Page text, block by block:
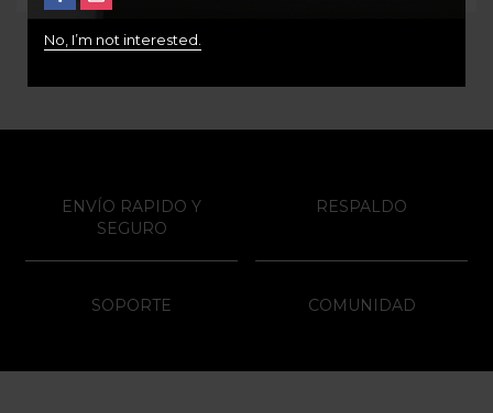
No, I’m not interested.
ENVÍO RAPIDO Y
SEGURO
RESPALDO
SOPORTE COMUNIDAD